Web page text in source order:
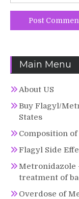
Main Menu
About US
Buy Flagyl/
States
Composition
Flagyl Side
Metronidazole
treatment of
Overdose of